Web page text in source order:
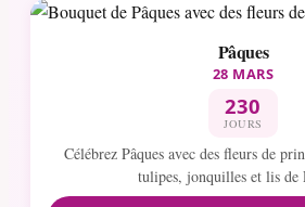
Pâques
28 MARS
230
JOURS
Célébrez Pâques avec des fleurs de
tulipes, jonquilles et lis de